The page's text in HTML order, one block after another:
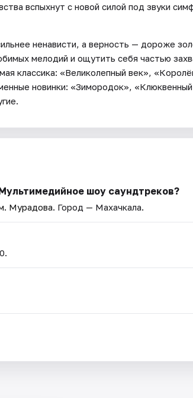
вспыхнут с новой силой под звуки
ненависти, а верность — дороже
мелодий и ощутить себя частью
классика: «Великолепный век»,
новинки: «Зимородок»,
шоу саундтреков?
Мурадова. Город — Махачкала.